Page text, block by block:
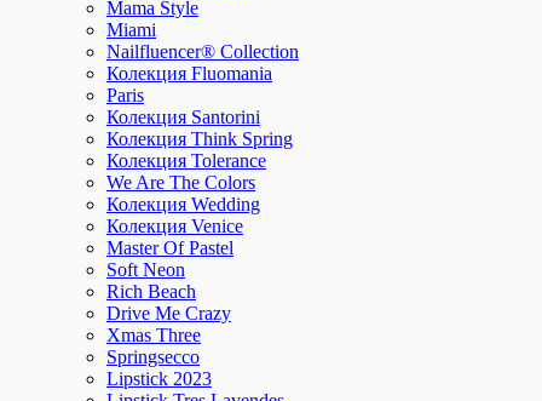
Mama Style
Miami
Nailfluencer® Collection
Колекция Fluomania
Paris
Колекция Santorini
Колекция Think Spring
Колекция Tolerance
We Are The Colors
Колекция Wedding
Колекция Venice
Master Of Pastel
Soft Neon
Rich Beach
Drive Me Crazy
Xmas Three
Springsecco
Lipstick 2023